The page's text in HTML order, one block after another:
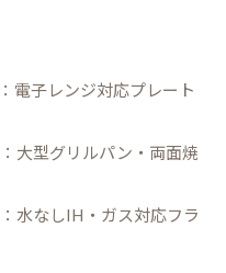
電子レンジ対応プレート
大型グリルパン・両面焼
水なしIH・ガス対応フラ